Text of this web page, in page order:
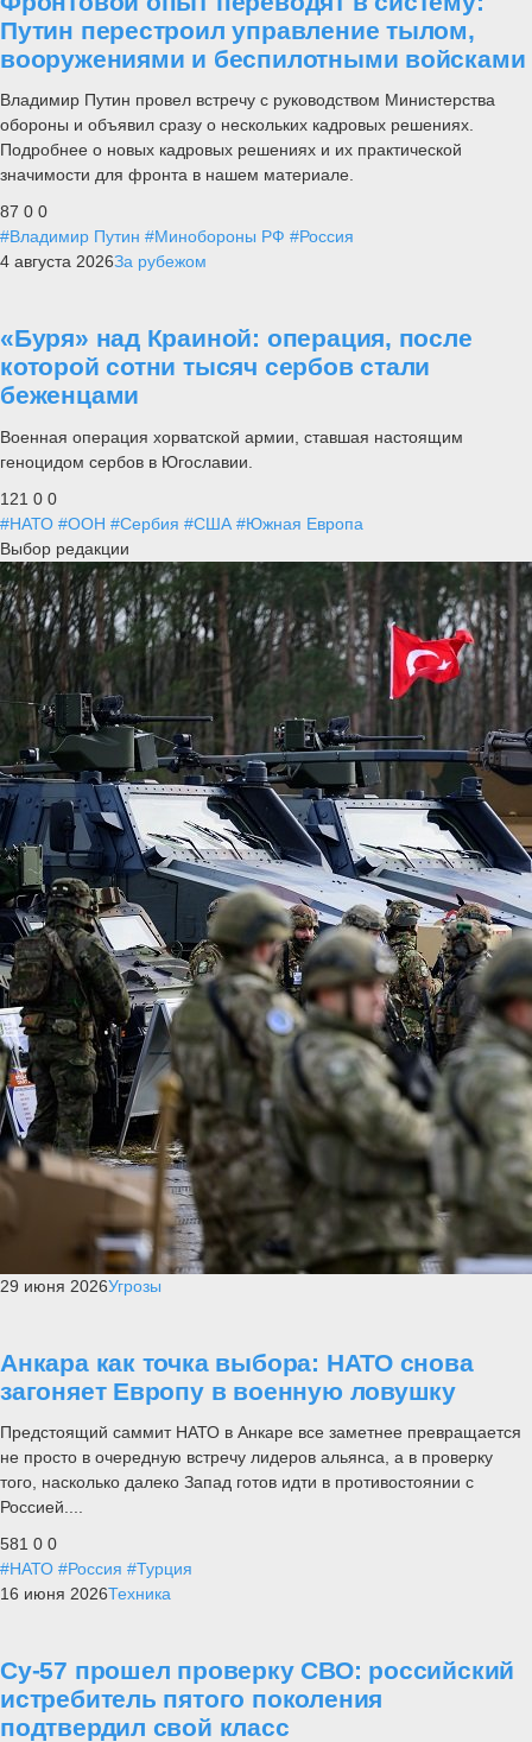
Путин перестроил управление тылом,
вооружениями и беспилотными войсками
Владимир Путин провел встречу с руководством Министерства
обороны и объявил сразу о нескольких кадровых решениях.
Подробнее о новых кадровых решениях и их практической
значимости для фронта в нашем материале.
87 0 0
#Владимир Путин #Минобороны РФ #Россия
4 августа 2026За рубежом
«Буря» над Краиной: операция, после
которой сотни тысяч сербов стали
беженцами
Военная операция хорватской армии, ставшая настоящим
геноцидом сербов в Югославии.
121 0 0
#НАТО #ООН #Сербия #США #Южная Европа
Выбор редакции
29 июня 2026Угрозы
Анкара как точка выбора: НАТО снова
загоняет Европу в военную ловушку
Предстоящий саммит НАТО в Анкаре все заметнее превращается
не просто в очередную встречу лидеров альянса, а в проверку
того, насколько далеко Запад готов идти в противостоянии с
Россией....
581 0 0
#НАТО #Россия #Турция
16 июня 2026Техника
Су-57 прошел проверку СВО: российский
истребитель пятого поколения
подтвердил свой класс